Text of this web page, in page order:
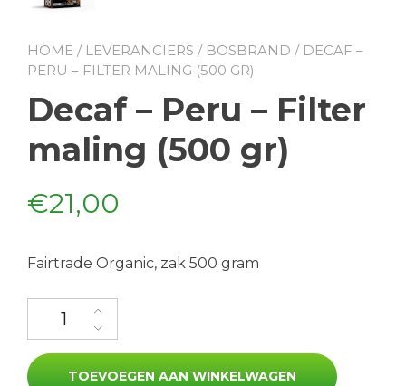
HOME / LEVERANCIERS / BOSBRAND / DECAF –
PERU – FILTER MALING (500 GR)
Decaf – Peru – Filter
maling (500 gr)
€21,00
Fairtrade Organic, zak 500 gram
Decaf - Peru - Filter maling (500 gr) aantal
TOEVOEGEN AAN WINKELWAGEN